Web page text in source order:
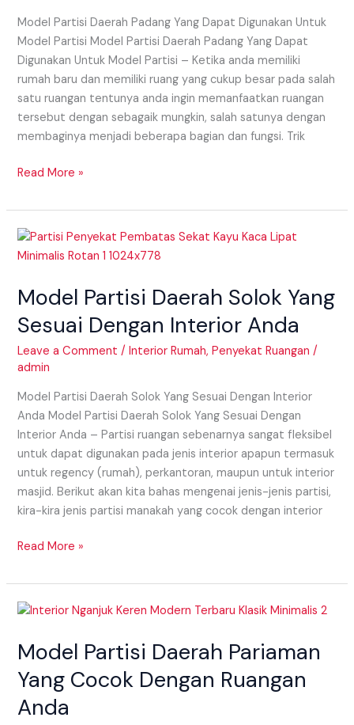
Model Partisi Daerah Padang Yang Dapat Digunakan Untuk
Model Partisi Model Partisi Daerah Padang Yang Dapat
Digunakan Untuk Model Partisi – Ketika anda memiliki
rumah baru dan memiliki ruang yang cukup besar pada salah
satu ruangan tentunya anda ingin memanfaatkan ruangan
tersebut dengan sebagaik mungkin, salah satunya dengan
membaginya menjadi beberapa bagian dan fungsi. Trik
Read More »
Model Partisi Daerah Solok Yang
Sesuai Dengan Interior Anda
Leave a Comment /Interior Rumah,Penyekat Ruangan /
admin
Model Partisi Daerah Solok Yang Sesuai Dengan Interior
Anda Model Partisi Daerah Solok Yang Sesuai Dengan
Interior Anda – Partisi ruangan sebenarnya sangat fleksibel
untuk dapat digunakan pada jenis interior apapun termasuk
untuk regency (rumah), perkantoran, maupun untuk interior
masjid. Berikut akan kita bahas mengenai jenis-jenis partisi,
kira-kira jenis partisi manakah yang cocok dengan interior
Model
Partisi
Solok
Sesuai
Dengan
Interior
Read More »
Model Partisi Daerah Pariaman
Yang Cocok Dengan Ruangan
Anda
Model
Daerah
Yang
Cocok